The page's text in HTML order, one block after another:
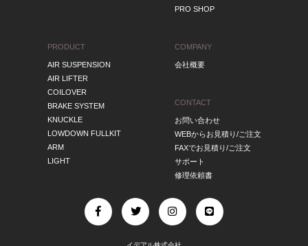
PRODUCT
AIR SUSPENSION
AIR LIFTER
COILOVER
BRAKE SYSTEM
KNUCKLE
LOWDOWN FULLKIT
ARM
LIGHT
PRO SHOP
COMPANY
会社概要
CONTACT
お問い合わせ
WEBからお見積り/ご注文
FAXでお見積り/ご注文
サポート
修理依頼書